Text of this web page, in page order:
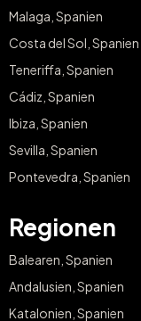
Malaga, Spanien
Costa del Sol, Spanien
Teneriffa, Spanien
Cádiz, Spanien
Ibiza, Spanien
Sevilla, Spanien
Pontevedra, Spanien
Regionen
Balearen, Spanien
Andalusien, Spanien
Katalonien, Spanien